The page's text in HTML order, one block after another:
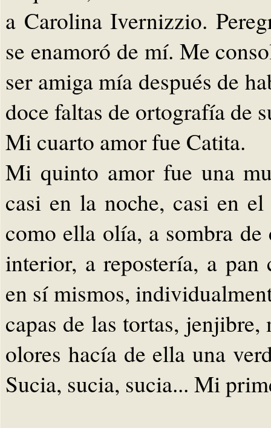
a Carolina Ivernizzio.
se enamoró de mí. Me
ser amiga mía después de
doce faltas de ortografía de
Mi cuarto amor fue Catita.
Mi quinto amor fue una
casi en la noche, casi en
como ella olía, a sombra
interior, a repostería, a pan
en sí mismos,
capas de las tortas, jenjibre,
olores hacía de ella una
Sucia, sucia, sucia... Mi